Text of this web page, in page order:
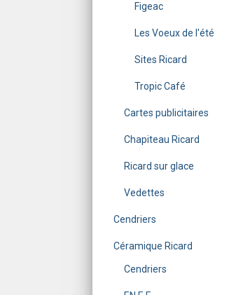
Figeac
Les Voeux de l'été
Sites Ricard
Tropic Café
Cartes publicitaires
Chapiteau Ricard
Ricard sur glace
Vedettes
Cendriers
Céramique Ricard
Cendriers